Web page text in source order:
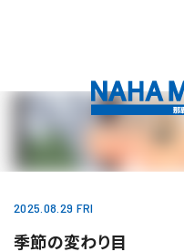
2025.08.29 FRI
季節の変わり目